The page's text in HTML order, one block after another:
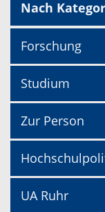
Nach
Forschung
Studium
Zur Person
UA Ruhr